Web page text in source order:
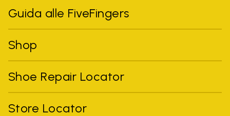
Guida alle FiveFingers
Shop
Shoe Repair Locator
Store Locator